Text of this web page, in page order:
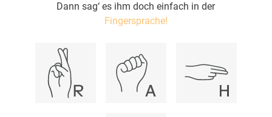
Dann sag‘ es ihm doch einfach in der
Fingersprache!